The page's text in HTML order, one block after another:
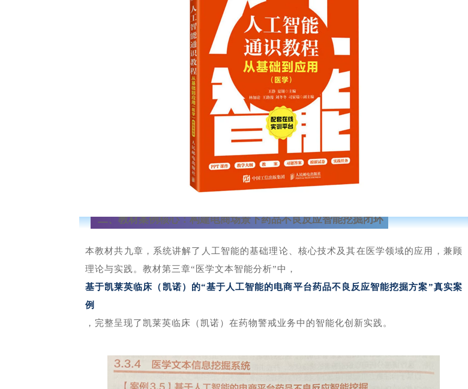
二、教材案例核心：构建电商场景下药品不良反应智能挖掘闭环
本教材共九章，系统讲解了人工智能的基础理论、核心技术及其在医学领域的应用，兼顾
理论与实践。教材第三章“医学文本智能分析”中，
基于凯莱英临床（凯诺）的“基于人工智能的电商平台药品不良反应智能挖掘方案”真实案
例
，完整呈现了凯莱英临床（凯诺）在药物警戒业务中的智能化创新实践。